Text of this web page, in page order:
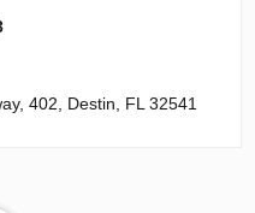
402, Destin, FL 32541